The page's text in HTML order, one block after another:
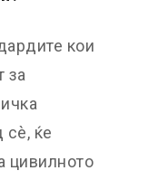
кои
за
сè, ќе
цивилното